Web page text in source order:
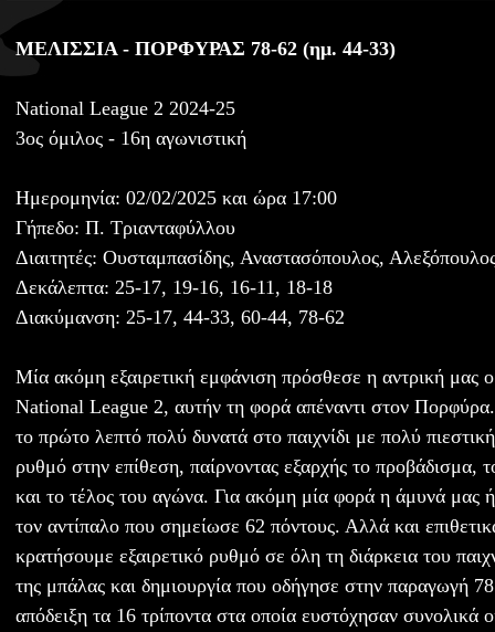
ΜΕΛΙΣΣΙΑ - ΠΟΡΦΥΡΑΣ 78-62 (ημ. 44-33)
National League 2 2024-25
3ος όμιλος - 16η αγωνιστική
Ημερομηνία: 02/02/2025 και ώρα 17:00
Γήπεδο: Π. Τριανταφύλλου
Διαιτητές: Ουσταμπασίδης, Αναστασόπουλος,
Δεκάλεπτα: 25-17, 19-16, 16-11, 18-18
Διακύμανση: 25-17, 44-33, 60-44, 78-62
Μία ακόμη εξαιρετική εμφάνιση πρόσθεσε η αντρική μας
National League 2, αυτήν τη φορά απέναντι στον
το πρώτο λεπτό πολύ δυνατά στο παιχνίδι με πολύ
ρυθμό στην επίθεση, παίρνοντας εξαρχής το προβάδισμα,
και το τέλος του αγώνα. Για ακόμη μία φορά η άμυνά μας
τον αντίπαλο που σημείωσε 62 πόντους. Αλλά και
κρατήσουμε εξαιρετικό ρυθμό σε όλη τη διάρκεια του
της μπάλας και δημιουργία που οδήγησε στην παραγωγή
απόδειξη τα 16 τρίποντα στα οποία ευστόχησαν συνολικά